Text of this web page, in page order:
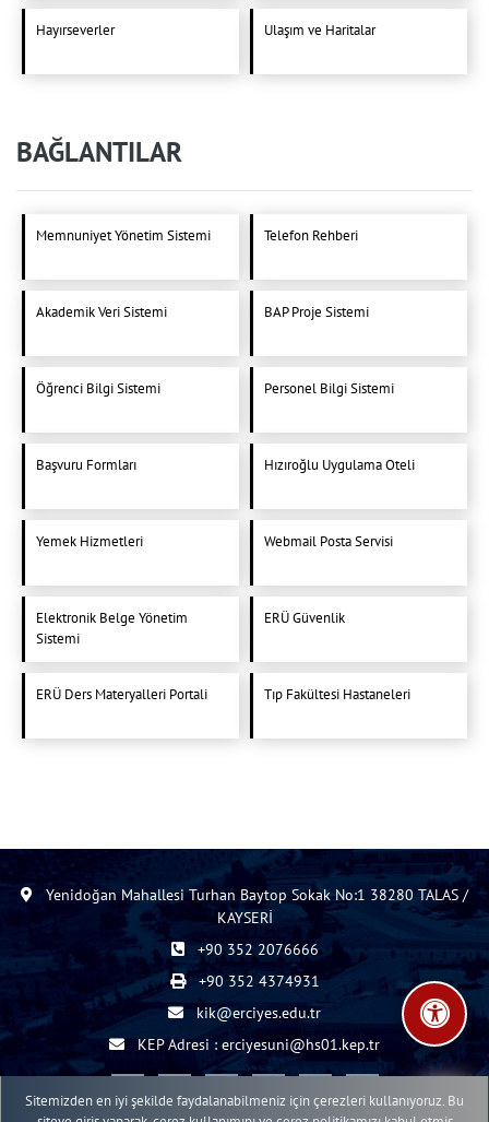
Hayırseverler Ulaşım ve Haritalar
BAĞLANTILAR
Memnuniyet Yönetim Sistemi Telefon Rehberi
Akademik Veri Sistemi BAP Proje Sistemi
Öğrenci Bilgi Sistemi Personel Bilgi Sistemi
Başvuru Formları Hızıroğlu Uygulama Oteli
Yemek Hizmetleri Webmail Posta Servisi
Elektronik Belge Yönetim
Sistemi
ERÜ Güvenlik
ERÜ Ders Materyalleri Portali Tıp Fakültesi Hastaneleri
Yenidoğan Mahallesi Turhan Baytop Sokak No:1 38280 TALAS /
KAYSERİ
+90 352 2076666
+90 352 4374931
kik@erciyes.edu.tr
KEP Adresi : erciyesuni@hs01.kep.tr
Sitemizden en iyi şekilde faydalanabilmeniz için çerezleri kullanıyoruz. Bu